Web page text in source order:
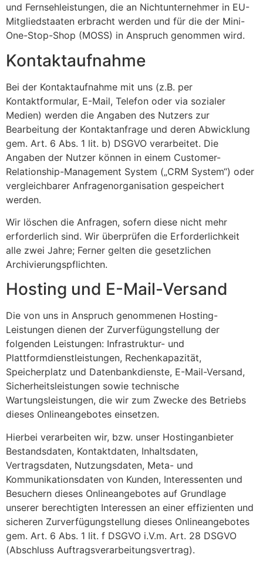
und Fernsehleistungen, die an Nichtunternehmer in EU-
Mitgliedstaaten erbracht werden und für die der Mini-
One-Stop-Shop (MOSS) in Anspruch genommen wird.
Kontaktaufnahme
Bei der Kontaktaufnahme mit uns (z.B. per
Kontaktformular, E-Mail, Telefon oder via sozialer
Medien) werden die Angaben des Nutzers zur
Bearbeitung der Kontaktanfrage und deren Abwicklung
gem. Art. 6 Abs. 1 lit. b) DSGVO verarbeitet. Die
Angaben der Nutzer können in einem Customer-
Relationship-Management System („CRM System“) oder
vergleichbarer Anfragenorganisation gespeichert
werden.
Wir löschen die Anfragen, sofern diese nicht mehr
erforderlich sind. Wir überprüfen die Erforderlichkeit
alle zwei Jahre; Ferner gelten die gesetzlichen
Archivierungspflichten.
Hosting und E-Mail-Versand
Die von uns in Anspruch genommenen Hosting-
Leistungen dienen der Zurverfügungstellung der
folgenden Leistungen: Infrastruktur- und
Plattformdienstleistungen, Rechenkapazität,
Speicherplatz und Datenbankdienste, E-Mail-Versand,
Sicherheitsleistungen sowie technische
Wartungsleistungen, die wir zum Zwecke des Betriebs
dieses Onlineangebotes einsetzen.
Hierbei verarbeiten wir, bzw. unser Hostinganbieter
Bestandsdaten, Kontaktdaten, Inhaltsdaten,
Vertragsdaten, Nutzungsdaten, Meta- und
Kommunikationsdaten von Kunden, Interessenten und
Besuchern dieses Onlineangebotes auf Grundlage
unserer berechtigten Interessen an einer effizienten und
sicheren Zurverfügungstellung dieses Onlineangebotes
gem. Art. 6 Abs. 1 lit. f DSGVO i.V.m. Art. 28 DSGVO
(Abschluss Auftragsverarbeitungsvertrag).